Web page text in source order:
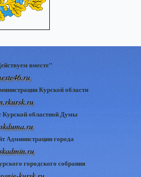
вместе"
Курской области
областной Думы
Администрации города
городского собрания